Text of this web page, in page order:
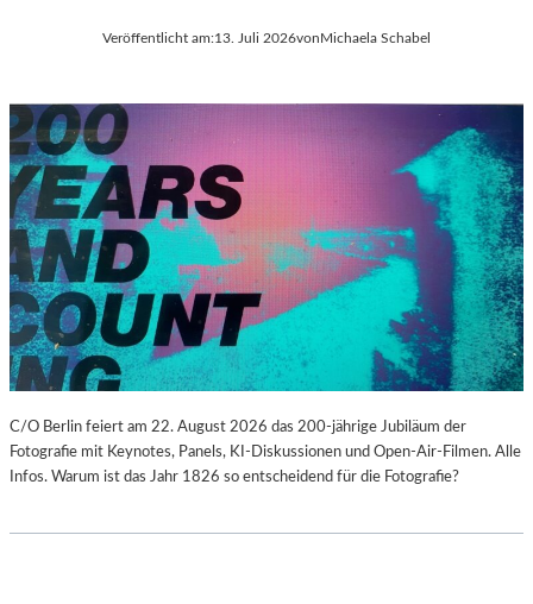
Veröffentlicht am:13. Juli 2026von Michaela Schabel
C/O Berlin feiert am 22. August 2026 das 200-jährige Jubiläum der
Fotografie mit Keynotes, Panels, KI-Diskussionen und Open-Air-Filmen. Alle
Infos. Warum ist das Jahr 1826 so entscheidend für die Fotografie?